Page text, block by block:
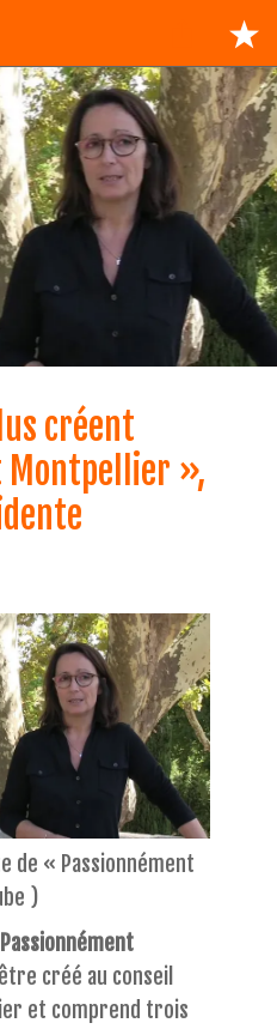
créent
Montpellier »,
de « Passionnément
)
créé au conseil
et comprend trois